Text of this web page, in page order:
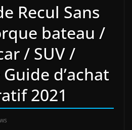
Recul Sans
bateau /
/ SUV /
d’achat
2021